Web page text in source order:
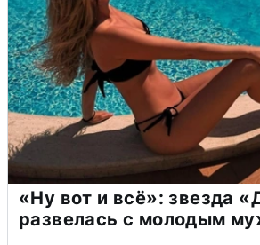
«Ну вот и всё»: звезда
развелась с молодым